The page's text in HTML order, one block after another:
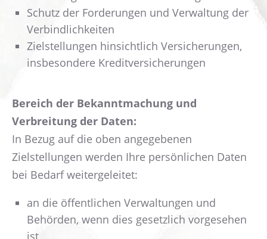
Schutz der Forderungen und Verwaltung der
Verbindlichkeiten
Zielstellungen hinsichtlich Versicherungen,
insbesondere Kreditversicherungen
Bereich der Bekanntmachung und
Verbreitung der Daten:
In Bezug auf die oben angegebenen
Zielstellungen werden Ihre persönlichen Daten
bei Bedarf weitergeleitet:
an die öffentlichen Verwaltungen und
Behörden, wenn dies gesetzlich vorgesehen
ist